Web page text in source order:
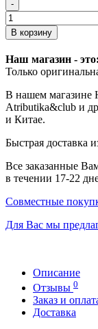
-
В корзину
Наш магазин - это:
Только
В нашем магазине
Atributika&club и
и Китае.
Быстрая доставка
Все заказанные
в течении 17-22
Совместные
Для Вас мы
Описание
Отзывы 0
Заказ и
Доставка